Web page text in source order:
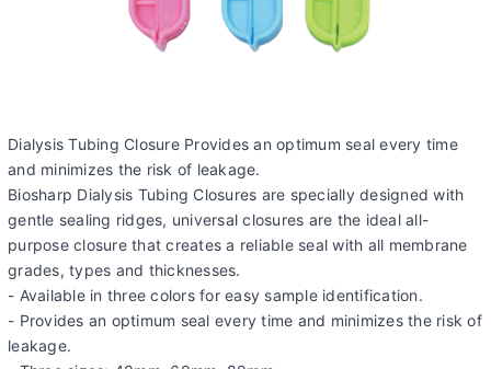
Dialysis Tubing Closure Provides an optimum seal every time
and minimizes the risk of leakage.
Biosharp Dialysis Tubing Closures are specially designed with
gentle sealing ridges, universal closures are the ideal all-
purpose closure that creates a reliable seal with all membrane
grades, types and thicknesses.
- Available in three colors for easy sample identification.
- Provides an optimum seal every time and minimizes the risk of
leakage.